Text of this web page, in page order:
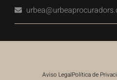
Aviso LegalPolítica de